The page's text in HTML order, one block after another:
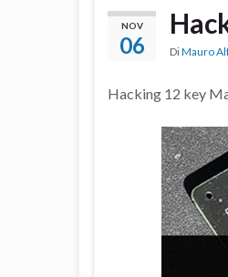
NOV
06 DiMauro
Hacking 12 key